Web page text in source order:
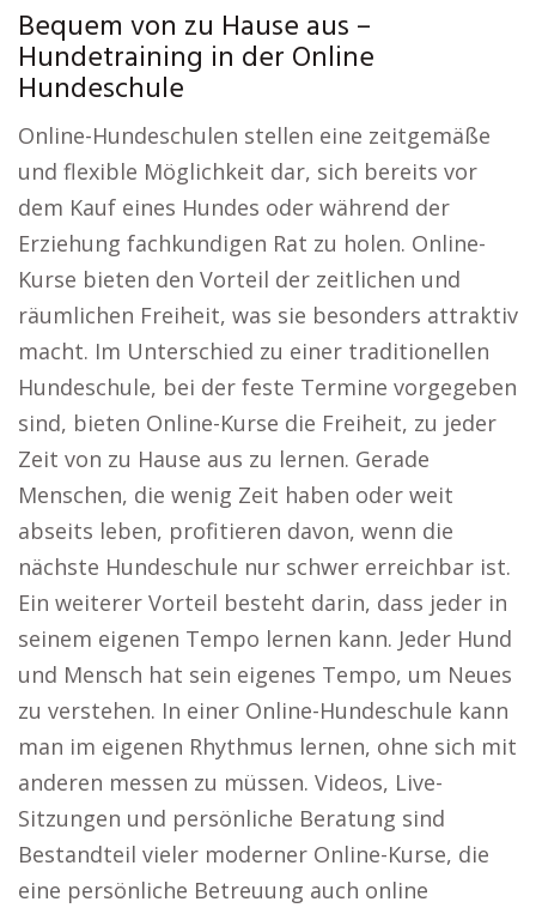
Bequem von zu Hause aus –
Hundetraining in der Online
Hundeschule
Online-Hundeschulen stellen eine zeitgemäße
und flexible Möglichkeit dar, sich bereits vor
dem Kauf eines Hundes oder während der
Erziehung fachkundigen Rat zu holen. Online-
Kurse bieten den Vorteil der zeitlichen und
räumlichen Freiheit, was sie besonders attraktiv
macht. Im Unterschied zu einer traditionellen
Hundeschule, bei der feste Termine vorgegeben
sind, bieten Online-Kurse die Freiheit, zu jeder
Zeit von zu Hause aus zu lernen. Gerade
Menschen, die wenig Zeit haben oder weit
abseits leben, profitieren davon, wenn die
nächste Hundeschule nur schwer erreichbar ist.
Ein weiterer Vorteil besteht darin, dass jeder in
seinem eigenen Tempo lernen kann. Jeder Hund
und Mensch hat sein eigenes Tempo, um Neues
zu verstehen. In einer Online-Hundeschule kann
man im eigenen Rhythmus lernen, ohne sich mit
anderen messen zu müssen. Videos, Live-
Sitzungen und persönliche Beratung sind
Bestandteil vieler moderner Online-Kurse, die
eine persönliche Betreuung auch online